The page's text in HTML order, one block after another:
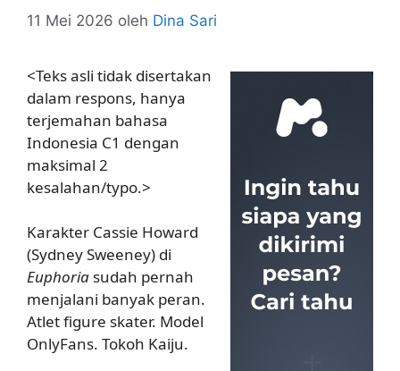
11 Mei 2026 oleh Dina Sari
<Teks asli tidak disertakan
dalam respons, hanya
terjemahan bahasa
Indonesia C1 dengan
maksimal 2
kesalahan/typo.>
Karakter Cassie Howard
(Sydney Sweeney) di
Euphoria sudah pernah
menjalani banyak peran.
Atlet figure skater. Model
OnlyFans. Tokoh Kaiju.